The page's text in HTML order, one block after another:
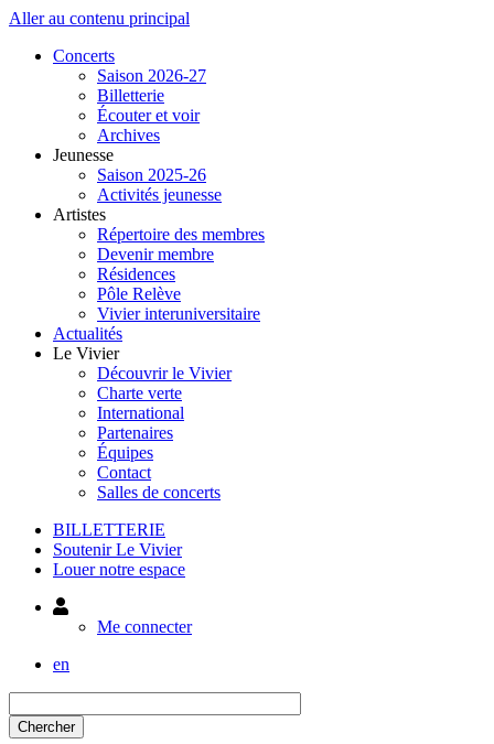
Aller au contenu principal
Concerts
Saison 2026-27
Billetterie
Écouter et voir
Archives
Jeunesse
Saison 2025-26
Activités jeunesse
Artistes
Répertoire des membres
Devenir membre
Résidences
Pôle Relève
Vivier interuniversitaire
Actualités
Le Vivier
Découvrir le Vivier
Charte verte
International
Partenaires
Équipes
Contact
Salles de concerts
BILLETTERIE
Soutenir Le Vivier
Louer notre espace
Utilisateur
Me connecter
en